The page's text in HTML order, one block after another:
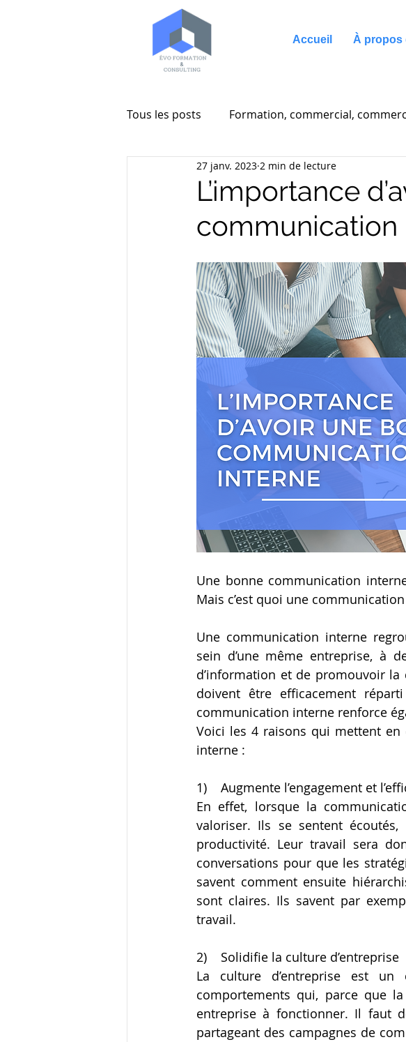
Accueil À propos
Tous les posts Formation, commercial,
Entreprenariat Consulting
L’importance
communication
27 janv. 2023 2 min de lecture
Une bonne communication
Mais c’est quoi une
Une communication interne
sein d’une même entreprise, à
d’information et de promouvoir la
doivent être efficacement
communication interne renforce
Voici les 4 raisons qui mettent en
interne :
1)    Augmente l’engagement et
En effet, lorsque la
valoriser. Ils se sentent
productivité. Leur travail sera
conversations pour que les
savent comment ensuite
sont claires. Ils savent par
travail.
2)    Solidifie la culture d’entreprise
La culture d’entreprise est
comportements qui, parce que
entreprise à fonctionner. Il faut
partageant des campagnes de